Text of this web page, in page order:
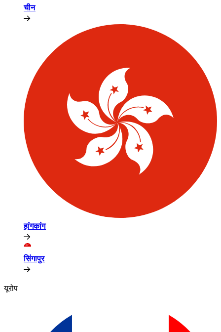
चीन​​
हांगकांग​​
सिंगापुर​​
यूरोप​​